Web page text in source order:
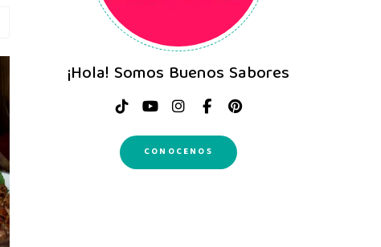
¡Hola! Somos Buenos Sabores
CONOCENOS